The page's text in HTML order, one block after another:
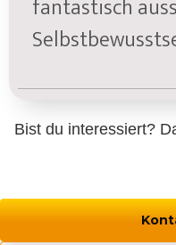
fantastisch
Bist du interessiert?